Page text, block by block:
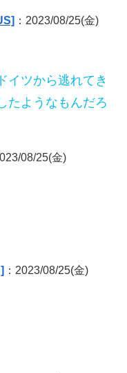
：2023/08/25(金)
イツから逃れてき
たようなもんだろ
08/25(金)
：2023/08/25(金)